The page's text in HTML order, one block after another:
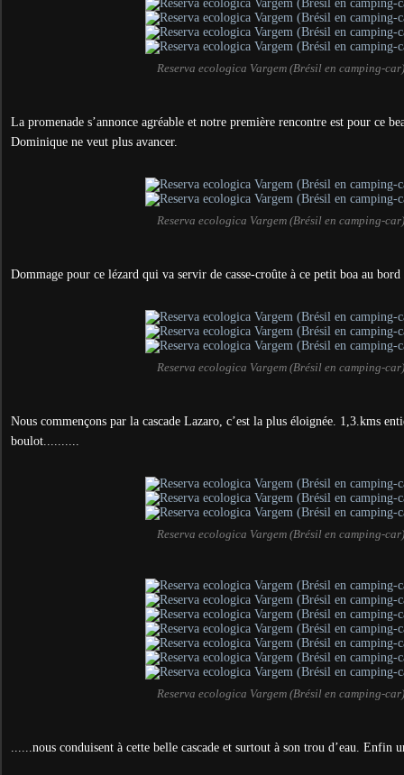
Reserva ecologica Vargem (Brésil en camping-
La promenade s’annonce agréable et notre première rencontre est pour ce
Dominique ne veut plus avancer.
Reserva ecologica Vargem (Brésil en camping-
Dommage pour ce lézard qui va servir de casse-croûte à ce petit boa au
Reserva ecologica Vargem (Brésil en camping-
Nous commençons par la cascade Lazaro, c’est la plus éloignée. 1,3.kms
boulot..........
Reserva ecologica Vargem (Brésil en camping-
Reserva ecologica Vargem (Brésil en camping-
......nous conduisent à cette belle cascade et surtout à son trou d’eau. Enfin